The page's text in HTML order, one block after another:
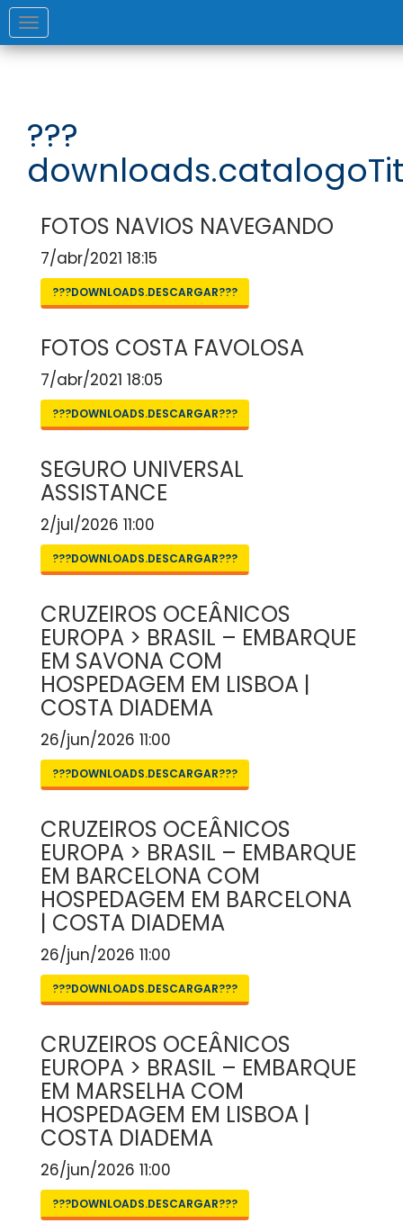
Toggle
navigation
???
FOTOS NAVIOS NAVEGANDO
7/abr/2021 18:15
???DOWNLOADS.DESCARGAR???
FOTOS COSTA FAVOLOSA
7/abr/2021 18:05
???DOWNLOADS.DESCARGAR???
SEGURO UNIVERSAL
ASSISTANCE
2/jul/2026 11:00
???DOWNLOADS.DESCARGAR???
CRUZEIROS OCEÂNICOS
EUROPA > BRASIL – EMBARQUE
EM SAVONA COM
HOSPEDAGEM EM LISBOA |
COSTA DIADEMA
26/jun/2026 11:00
???DOWNLOADS.DESCARGAR???
CRUZEIROS OCEÂNICOS
EUROPA > BRASIL – EMBARQUE
EM BARCELONA COM
HOSPEDAGEM EM BARCELONA
| COSTA DIADEMA
26/jun/2026 11:00
???DOWNLOADS.DESCARGAR???
CRUZEIROS OCEÂNICOS
EUROPA > BRASIL – EMBARQUE
EM MARSELHA COM
HOSPEDAGEM EM LISBOA |
COSTA DIADEMA
26/jun/2026 11:00
???DOWNLOADS.DESCARGAR???